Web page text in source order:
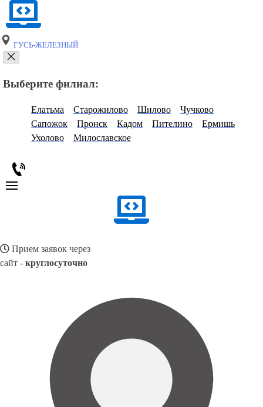
ГУСЬ-ЖЕЛЕЗНЫЙ
Выберите филиал:
Елатьма Старожилово Шилово
Чучково
Сапожок
Пронск Кадом Пителино
Ермишь
Ухолово
Милославское
Прием заявок через
сайт - круглосуточно